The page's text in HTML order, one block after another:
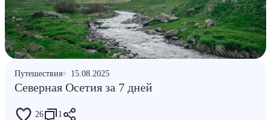
Путешествия 15.08.2025
Северная Осетия за 7 дней
26 1